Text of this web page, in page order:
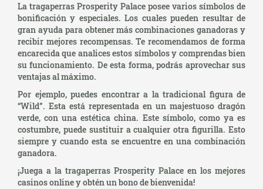
La tragaperras Prosperity Palace posee varios símbolos de
bonificación y especiales. Los cuales pueden resultar de
gran ayuda para obtener más combinaciones ganadoras y
recibir mejores recompensas. Te recomendamos de forma
encarecida que analices estos símbolos y comprendas bien
su funcionamiento. De esta forma, podrás aprovechar sus
ventajas al máximo.
Por ejemplo, puedes encontrar a la tradicional figura de
“Wild”. Esta está representada en un majestuoso dragón
verde, con una estética china. Este símbolo, como ya es
costumbre, puede sustituir a cualquier otra figurilla. Esto
siempre y cuando esta se encuentre en una combinación
ganadora.
¡Juega a la tragaperras Prosperity Palace en los mejores
casinos online y obtén un bono de bienvenida!